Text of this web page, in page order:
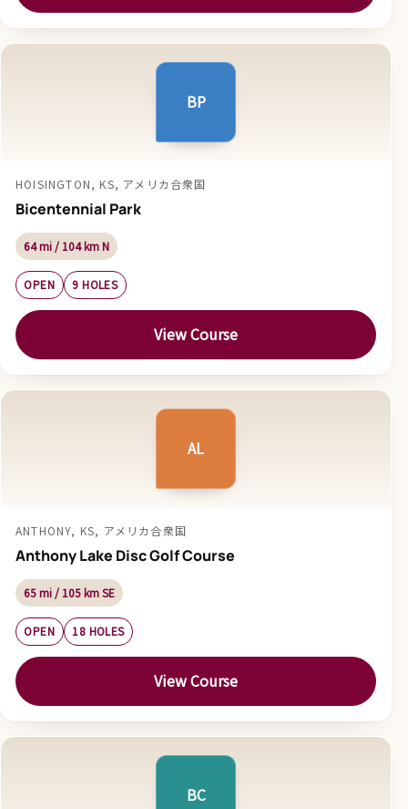
BP
HOISINGTON, KS, アメリカ合衆国
Bicentennial Park
64 mi / 104 km N
OPEN 9 HOLES
View Course
AL
ANTHONY, KS, アメリカ合衆国
Anthony Lake Disc Golf Course
65 mi / 105 km SE
OPEN 18 HOLES
View Course
BC